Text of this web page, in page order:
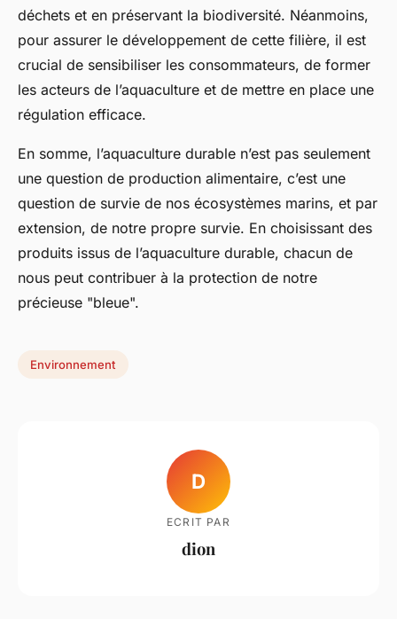
déchets et en préservant la biodiversité. Néanmoins,
pour assurer le développement de cette filière, il est
crucial de sensibiliser les consommateurs, de former
les acteurs de l’aquaculture et de mettre en place une
régulation efficace.
En somme, l’aquaculture durable n’est pas seulement
une question de production alimentaire, c’est une
question de survie de nos écosystèmes marins, et par
extension, de notre propre survie. En choisissant des
produits issus de l’aquaculture durable, chacun de
nous peut contribuer à la protection de notre
précieuse "bleue".
Environnement
D
ECRIT PAR
dion